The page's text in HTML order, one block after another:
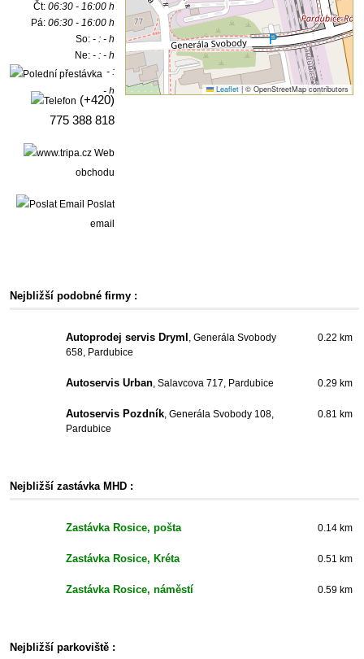
Čt:06:30 - 16:00 h
Pá:06:30 - 16:00 h
So:- : - h
Ne:- : - h
- :
- h
(+420)
775 388 818
Web
obchodu
Poslat
email
Leaflet |© OpenStreetMap contributors
Nejbližší podobné firmy :
Autoprodej servis Dryml , Generála Svobody
658, Pardubice
0.22 km
Autoservis Urban, Salavcova 717, Pardubice 0.29 km
Autoservis Pozdník, Generála Svobody 108,
Pardubice
0.81 km
Nejbližší zastávka MHD :
Zastávka Rosice, pošta 0.14 km
Zastávka Rosice, Kréta 0.51 km
Zastávka Rosice, náměstí 0.59 km
Nejbližší parkoviště :